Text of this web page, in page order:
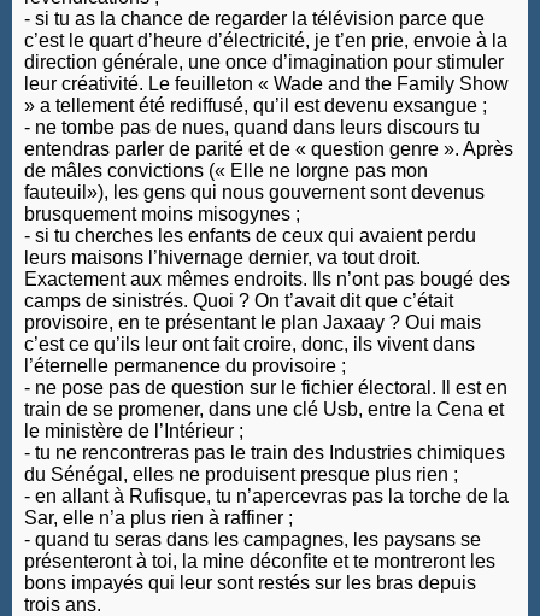
- si tu as la chance de regarder la télévision parce que
c’est le quart d’heure d’électricité, je t’en prie, envoie à la
direction générale, une once d’imagination pour stimuler
leur créativité. Le feuilleton « Wade and the Family Show
» a tellement été rediffusé, qu’il est devenu exsangue ;
- ne tombe pas de nues, quand dans leurs discours tu
entendras parler de parité et de « question genre ». Après
de mâles convictions (« Elle ne lorgne pas mon
fauteuil»), les gens qui nous gouvernent sont devenus
brusquement moins misogynes ;
- si tu cherches les enfants de ceux qui avaient perdu
leurs maisons l’hivernage dernier, va tout droit.
Exactement aux mêmes endroits. Ils n’ont pas bougé des
camps de sinistrés. Quoi ? On t’avait dit que c’était
provisoire, en te présentant le plan Jaxaay ? Oui mais
c’est ce qu’ils leur ont fait croire, donc, ils vivent dans
l’éternelle permanence du provisoire ;
- ne pose pas de question sur le fichier électoral. Il est en
train de se promener, dans une clé Usb, entre la Cena et
le ministère de l’Intérieur ;
- tu ne rencontreras pas le train des Industries chimiques
du Sénégal, elles ne produisent presque plus rien ;
- en allant à Rufisque, tu n’apercevras pas la torche de la
Sar, elle n’a plus rien à raffiner ;
- quand tu seras dans les campagnes, les paysans se
présenteront à toi, la mine déconfite et te montreront les
bons impayés qui leur sont restés sur les bras depuis
trois ans.